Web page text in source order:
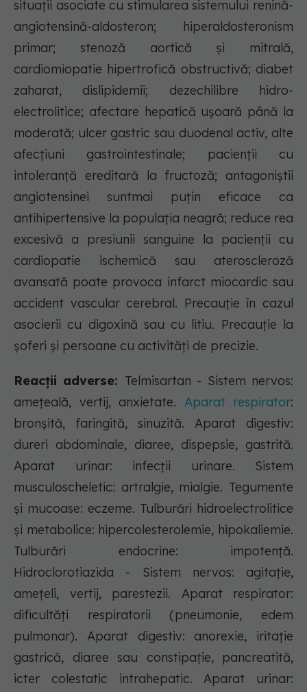
situaţii asociate cu stimularea sistemului renină-
angiotensină-aldosteron; hiperaldosteronism
primar; stenoză aortică şi mitrală,
cardiomiopatie hipertrofică obstructivă; diabet
zaharat, dislipidemii; dezechilibre hidro-
electrolitice; afectare hepatică uşoară până la
moderată; ulcer gastric sau duodenal activ, alte
afecţiuni gastrointestinale; pacienţii cu
intoleranţă ereditară la fructoză; antagoniştii
angiotensinei suntmai puţin eficace ca
antihipertensive la populaţia neagră; reduce rea
excesivă a presiunii sanguine la pacienţii cu
cardiopatie ischemică sau ateroscleroză
avansată poate provoca infarct miocardic sau
accident vascular cerebral. Precauţie în cazul
asocierii cu digoxină sau cu litiu. Precauţie la
şoferi şi persoane cu activităţi de precizie.
Reacții adverse: Telmisartan - Sistem nervos:
ameţeală, vertij, anxietate. Aparat respirator:
bronşită, faringită, sinuzită. Aparat digestiv:
dureri abdominale, diaree, dispepsie, gastrită.
Aparat urinar: infecţii urinare. Sistem
musculoscheletic: artralgie, mialgie. Tegumente
şi mucoase: eczeme. Tulburări hidroelectrolitice
şi metabolice: hipercolesterolemie, hipokaliemie.
Tulburări endocrine: impotenţă.
Hidroclorotiazida - Sistem nervos: agitaţie,
ameţeli, vertij, parestezii. Aparat respirator:
dificultăţi respiratorii (pneumonie, edem
pulmonar). Aparat digestiv: anorexie, iritaţie
gastrică, diaree sau constipaţie, pancreatită,
icter colestatic intrahepatic. Aparat urinar: